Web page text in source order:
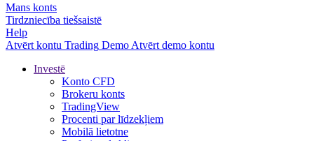
Mans konts
Tirdzniecība tiešsaistē
Help
Atvērt kontu Trading Demo Atvērt demo kontu
Investē
Konto CFD
Brokeru konts
TradingView
Procenti par līdzekļiem
Mobilā lietotne